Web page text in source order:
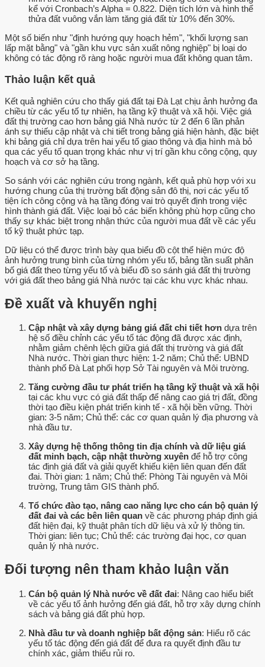
kể với Cronbach’s Alpha = 0.822. Diện tích lớn và hình thể
thửa đất vuông vắn làm tăng giá đất từ 10% đến 30%.
Một số biến như "định hướng quy hoạch hẻm", "khối lượng san
lấp mặt bằng" và "gần khu vực sản xuất nông nghiệp" bị loại do
không có tác động rõ ràng hoặc người mua đất không quan tâm.
Thảo luận kết quả
Kết quả nghiên cứu cho thấy giá đất tại Đà Lạt chịu ảnh hưởng đa
chiều từ các yếu tố tự nhiên, hạ tầng kỹ thuật và xã hội. Việc giá
đất thị trường cao hơn bảng giá Nhà nước từ 2 đến 6 lần phản
ánh sự thiếu cập nhật và chi tiết trong bảng giá hiện hành, đặc biệt
khi bảng giá chỉ dựa trên hai yếu tố giao thông và địa hình mà bỏ
qua các yếu tố quan trọng khác như vị trí gần khu công cộng, quy
hoạch và cơ sở hạ tầng.
So sánh với các nghiên cứu trong ngành, kết quả phù hợp với xu
hướng chung của thị trường bất động sản đô thị, nơi các yếu tố
tiện ích công cộng và hạ tầng đóng vai trò quyết định trong việc
hình thành giá đất. Việc loại bỏ các biến không phù hợp cũng cho
thấy sự khác biệt trong nhận thức của người mua đất về các yếu
tố kỹ thuật phức tạp.
Dữ liệu có thể được trình bày qua biểu đồ cột thể hiện mức độ
ảnh hưởng trung bình của từng nhóm yếu tố, bảng tần suất phân
bố giá đất theo từng yếu tố và biểu đồ so sánh giá đất thị trường
với giá đất theo bảng giá Nhà nước tại các khu vực khác nhau.
Đề xuất và khuyến nghị
Cập nhật và xây dựng bảng giá đất chi tiết hơn dựa trên
hệ số điều chỉnh các yếu tố tác động đã được xác định,
nhằm giảm chênh lệch giữa giá đất thị trường và giá đất
Nhà nước. Thời gian thực hiện: 1-2 năm; Chủ thể: UBND
thành phố Đà Lạt phối hợp Sở Tài nguyên và Môi trường.
Tăng cường đầu tư phát triển hạ tầng kỹ thuật và xã hội
tại các khu vực có giá đất thấp để nâng cao giá trị đất, đồng
thời tạo điều kiện phát triển kinh tế - xã hội bền vững. Thời
gian: 3-5 năm; Chủ thể: các cơ quan quản lý địa phương và
nhà đầu tư.
Xây dựng hệ thống thông tin địa chính và dữ liệu giá
đất minh bạch, cập nhật thường xuyên để hỗ trợ công
tác định giá đất và giải quyết khiếu kiện liên quan đến đất
đai. Thời gian: 1 năm; Chủ thể: Phòng Tài nguyên và Môi
trường, Trung tâm GIS thành phố.
Tổ chức đào tạo, nâng cao năng lực cho cán bộ quản lý
đất đai và các bên liên quan về các phương pháp định giá
đất hiện đại, kỹ thuật phân tích dữ liệu và xử lý thông tin.
Thời gian: liên tục; Chủ thể: các trường đại học, cơ quan
quản lý nhà nước.
Đối tượng nên tham khảo luận văn
Cán bộ quản lý Nhà nước về đất đai: Nâng cao hiểu biết
về các yếu tố ảnh hưởng đến giá đất, hỗ trợ xây dựng chính
sách và bảng giá đất phù hợp.
Nhà đầu tư và doanh nghiệp bất động sản: Hiểu rõ các
yếu tố tác động đến giá đất để đưa ra quyết định đầu tư
chính xác, giảm thiểu rủi ro.